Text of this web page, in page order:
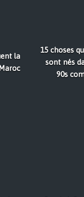
la
15 choses
sont nés
90s